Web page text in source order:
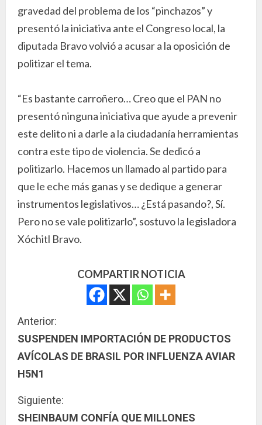
gravedad del problema de los “pinchazos” y
presentó la iniciativa ante el Congreso local, la
diputada Bravo volvió a acusar a la oposición de
politizar el tema.
“Es bastante carroñero… Creo que el PAN no
presentó ninguna iniciativa que ayude a prevenir
este delito ni a darle a la ciudadanía herramientas
contra este tipo de violencia. Se dedicó a
politizarlo. Hacemos un llamado al partido para
que le eche más ganas y se dedique a generar
instrumentos legislativos… ¿Está pasando?, Sí.
Pero no se vale politizarlo”, sostuvo la legisladora
Xóchitl Bravo.
COMPARTIR NOTICIA
S
i
g
u
Anterior:
SUSPENDEN IMPORTACIÓN DE PRODUCTOS
AVÍCOLAS DE BRASIL POR INFLUENZA AVIAR
H5N1
Siguiente:
SHEINBAUM CONFÍA QUE MILLONES